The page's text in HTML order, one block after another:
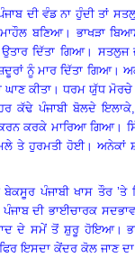
ਦੀ ਵੰਡ ਨਾ ਹੁੰਦੀ ਤਾਂ
ਮਾਹੌਲ ਬਣਿਆ। ਭਾਖੜਾ
ਉਤਾਰ ਦਿੱਤਾ ਗਿਆ। ਸਤਲੁਜ
ਨੂੰ ਮਾਰ ਦਿੱਤਾ ਗਿਆ।
ਘਾਣ ਕੀਤਾ । ਧਰਮ ਯੁੱਧ ਮੋਰਚੇ
ਕੱਢੇ ਪੰਜਾਬੀ ਬੋਲਦੇ ਇਲਾਕੇ
ਕਰਕੇ ਮਾਰਿਆ ਗਿਆ।
ਤੇ ਹੁਰਮਤੀ ਹੋਈ।ਅਨੇਕਾਂ
ਬੇਕਸੂਰ ਪੰਜਾਬੀ ਖਾਸ ਤੌਰ’ਤੇ
ਪੰਜਾਬ ਦੀ ਭਾਈਚਾਰਕ
ਦੇ ਸਮੇਂ ਤੋਂ ਸ਼ੁਰੂ ਹੋਇਆ।
ਫਿਰ ਇਸਦਾ ਕੇਂਦਰ ਕੋਲ ਜਾਣ ਦਾ